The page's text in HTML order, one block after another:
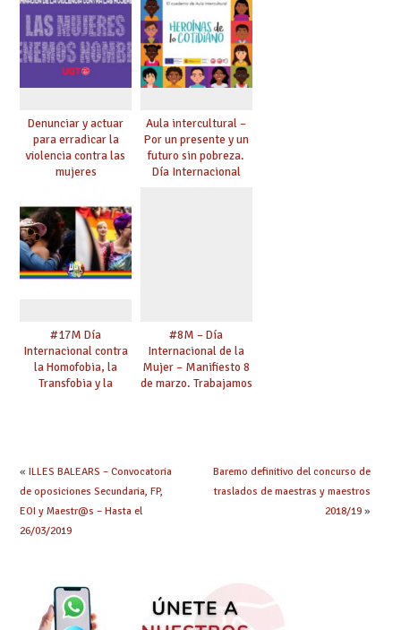
Denunciar y actuar
para erradicar la
violencia contra las
mujeres
Aula intercultural –
Por un presente y un
futuro sin pobreza.
Día Internacional
#17M Día
Internacional contra
la Homofobia, la
Transfobia y la
#8M – Día
Internacional de la
Mujer – Manifiesto 8
de marzo. Trabajamos
« ILLES BALEARS – Convocatoria
de oposiciones Secundaria, FP,
EOI y Maestr@s – Hasta el
26/03/2019
Baremo definitivo del concurso de
traslados de maestras y maestros
2018/19»